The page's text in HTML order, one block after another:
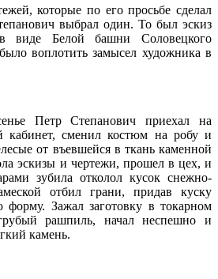
которые по его просьбе сделал
выбрал один. То был эскиз
в виде Белой башни Соловецкого
воплотить замысел художника в
Петр Степанович приехал на
кабинет, сменил костюм на робу и
от въевшейся в ткань каменной
эскизы и чертежи, прошел в цех, и
зубила отколол кусок снежно-
отбил грани, придав куску
форму. Зажал заготовку в токарном
рашпиль, начал неспешно и
камень.